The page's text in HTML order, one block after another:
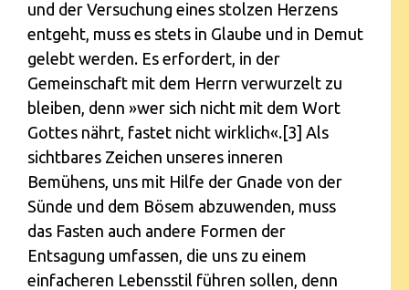
und der Versuchung eines stolzen Herzens
entgeht, muss es stets in Glaube und in Demut
gelebt werden. Es erfordert, in der
Gemeinschaft mit dem Herrn verwurzelt zu
bleiben, denn »wer sich nicht mit dem Wort
Gottes nährt, fastet nicht wirklich«.[3] Als
sichtbares Zeichen unseres inneren
Bemühens, uns mit Hilfe der Gnade von der
Sünde und dem Bösem abzuwenden, muss
das Fasten auch andere Formen der
Entsagung umfassen, die uns zu einem
einfacheren Lebensstil führen sollen, denn